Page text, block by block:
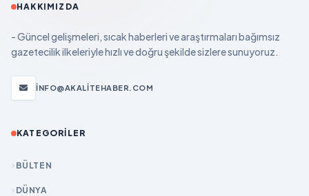
HAKKIMIZDA
- Güncel gelişmeleri, sıcak haberleri ve araştırmaları bağımsız
gazetecilik ilkeleriyle hızlı ve doğru şekilde sizlere sunuyoruz.
INFO@AKALITEHABER.COM
KATEGORILER
BÜLTEN
DÜNYA